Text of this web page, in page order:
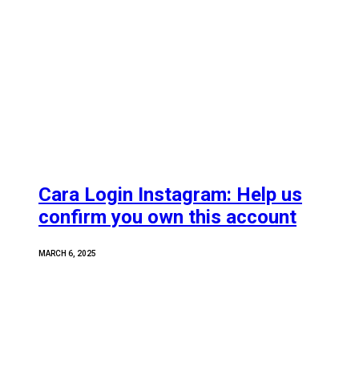
Cara Login Instagram: Help us
confirm you own this account
MARCH 6, 2025